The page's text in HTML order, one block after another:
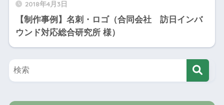
2018年4月3日
【制作事例】名刺・ロゴ（合同会社 訪日インバ
ウンド対応総合研究所 様）